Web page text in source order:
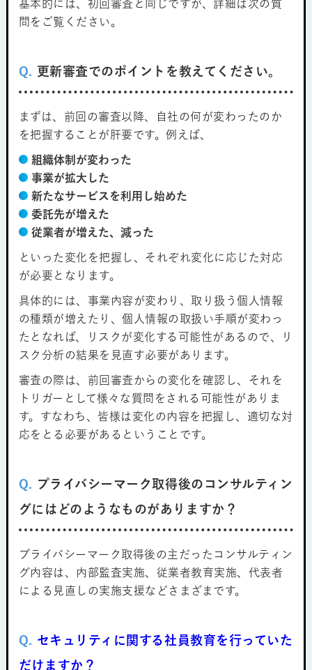
基本的には、初回審査と同じですが、詳細は次の質
問をご覧ください。
Q. 更新審査でのポイントを教えてください。
まずは、前回の審査以降、自社の何が変わったのか
を把握することが肝要です。例えば、
組織体制が変わった
事業が拡大した
新たなサービスを利用し始めた
委託先が増えた
従業者が増えた、減った
といった変化を把握し、それぞれ変化に応じた対応
が必要となります。
具体的には、事業内容が変わり、取り扱う個人情報
の種類が増えたり、個人情報の取扱い手順が変わっ
たとなれば、リスクが変化する可能性があるので、リ
スク分析の結果を見直す必要があります。
審査の際は、前回審査からの変化を確認し、それを
トリガーとして様々な質問をされる可能性がありま
す。すなわち、皆様は変化の内容を把握し、適切な対
応をとる必要があるということです。
Q. プライバシーマーク取得後のコンサルティン
グにはどのようなものがありますか？
プライバシーマーク取得後の主だったコンサルティン
グ内容は、内部監査実施、従業者教育実施、代表者
による見直しの実施支援などさまざまです。
Q. セキュリティに関する社員教育を行っていた
だけますか？